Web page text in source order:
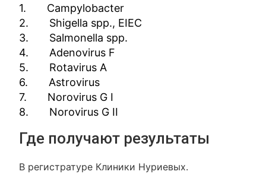
1. Campylobacter
2. Shigella spp., EIEC
3. Salmonella spp.
4. Adenovirus F
5. Rotavirus A
6. Astrovirus
7. Norovirus G I
8. Norovirus G II
Где получают результаты
В регистратуре Клиники Нуриевых.